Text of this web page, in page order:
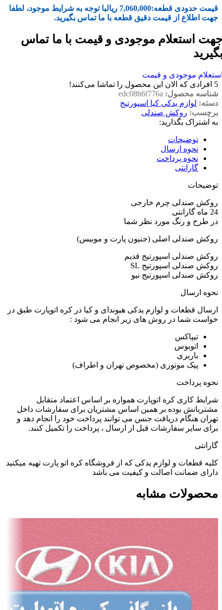
قیمت حدودی قطعه:7,060,000 ریالبا توجه به شرایط موجود، لطفا
جهت اطلاع از قیمت دقیق قطعه با ما تماس بگیرید.
استعلام موجودی و قیمت با ما تماس
موجودی و قیمت
5 افرادی که الان این محصول را تماشا می‌کنند!
شناسه محصول: edc08b6f776a
دسته: لوازم یدکی کیا اسپورتیج
برچسب: روکش صندلی
به اشتراک بگذارید:
توضیحات
نحوه ارسال
نحوه پرداخت
گارانتی
توضیحات
روکش صندلی چرم خارجی
24 ماه گارانتی
در طرح و رنگ مورد نظر شما
روکش صندلی اصلی (جنیون پارت و موبیس)
روکش صندلی اسپورتیج قدیم
روکش صندلی اسپورتیج SL
روکش صندلی اسپورتیج نیو
نحوه ارسال
ارسال قطعات و لوازم یدکی هیوندای و کیا در کره اتوپارت طبق در
خواست شما در روش های زیر انجام می شود :
تیپاکس
اتوبوس
باربری
پیک موتوری (مخصوص تهران و اطراف)
نحوه پرداخت
شرایط کاری کره اتوپارت همواره بر اساس اعتماد متقابل
مشتریانش بوده بر همین اساس مشتریان برای سفارشات داخل
تهران هنگام دریافت جنس می توانند پرداخت خود را انجام دهد و
برای سایر سفارشات قبل از ارسال ، پرداخت را تکمیل کنند.
گارانتی
کلیه قطعات و لوازم یدکی که از فروشگاه کره اتو پارت تهیه میکنید
دارای ضمانت اصالت و کیفیت می باشد
محصولات مشابه